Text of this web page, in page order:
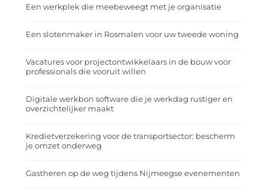
Een werkplek die meebeweegt met je organisatie
Een slotenmaker in Rosmalen voor uw tweede woning
Vacatures voor projectontwikkelaars in de bouw voor
professionals die vooruit willen
Digitale werkbon software die je werkdag rustiger en
overzichtelijker maakt
Kredietverzekering voor de transportsector: bescherm
je omzet onderweg
Gastheren op de weg tijdens Nijmeegse evenementen